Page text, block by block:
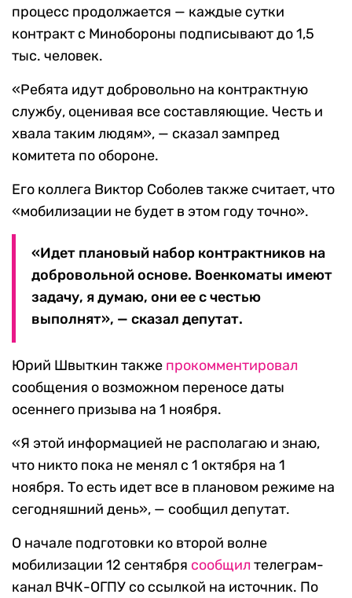
процесс продолжается — каждые сутки
контракт с Минобороны подписывают до 1,5
тыс. человек.
«Ребята идут добровольно на контрактную
службу, оценивая все составляющие. Честь и
хвала таким людям», — сказал зампред
комитета по обороне.
Его коллега Виктор Соболев также считает, что
«мобилизации не будет в этом году точно».
«Идет плановый набор контрактников на
добровольной основе. Военкоматы имеют
задачу, я думаю, они ее с честью
выполнят», — сказал депутат.
Юрий Швыткин также прокомментировал
сообщения о возможном переносе даты
осеннего призыва на 1 ноября.
«Я этой информацией не располагаю и знаю,
что никто пока не менял с 1 октября на 1
ноября. То есть идет все в плановом режиме на
сегодняшний день», — сообщил депутат.
О начале подготовки ко второй волне
мобилизации 12 сентября сообщил телеграм-
канал ВЧК-ОГПУ со ссылкой на источник. По